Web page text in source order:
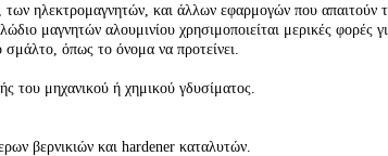
ηλεκτρομαγνητών, και άλλων εφαρμογών που απαιτούν
μαγνητών αλουμινίου χρησιμοποιείται μερικές φορές
όπως το όνομα να προτείνει.
του μηχανικού ή χημικού γδυσίματος.
βερνικιών και hardener καταλυτών.